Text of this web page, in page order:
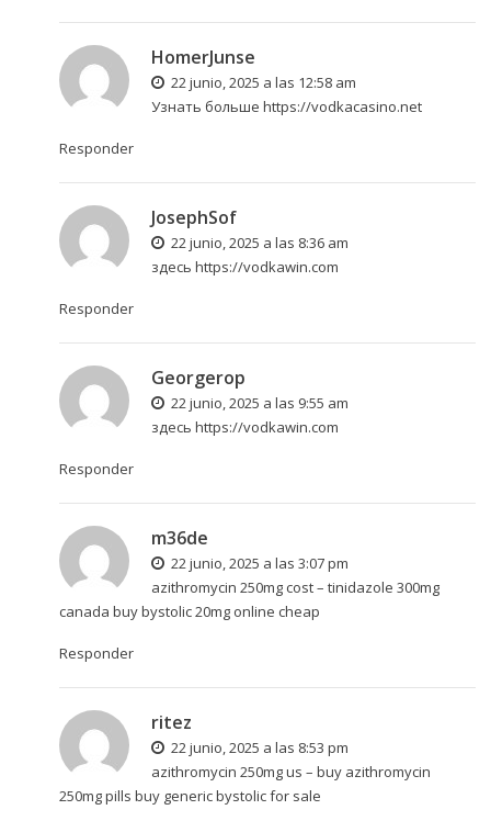
HomerJunse
22 junio, 2025 a las 12:58 am
Узнать больше https://vodkacasino.net
Responder
JosephSof
22 junio, 2025 a las 8:36 am
здесь https://vodkawin.com
Responder
Georgerop
22 junio, 2025 a las 9:55 am
здесь https://vodkawin.com
Responder
m36de
22 junio, 2025 a las 3:07 pm
azithromycin 250mg cost – tinidazole 300mg
canada buy bystolic 20mg online cheap
Responder
ritez
22 junio, 2025 a las 8:53 pm
azithromycin 250mg us – buy azithromycin
250mg pills buy generic bystolic for sale